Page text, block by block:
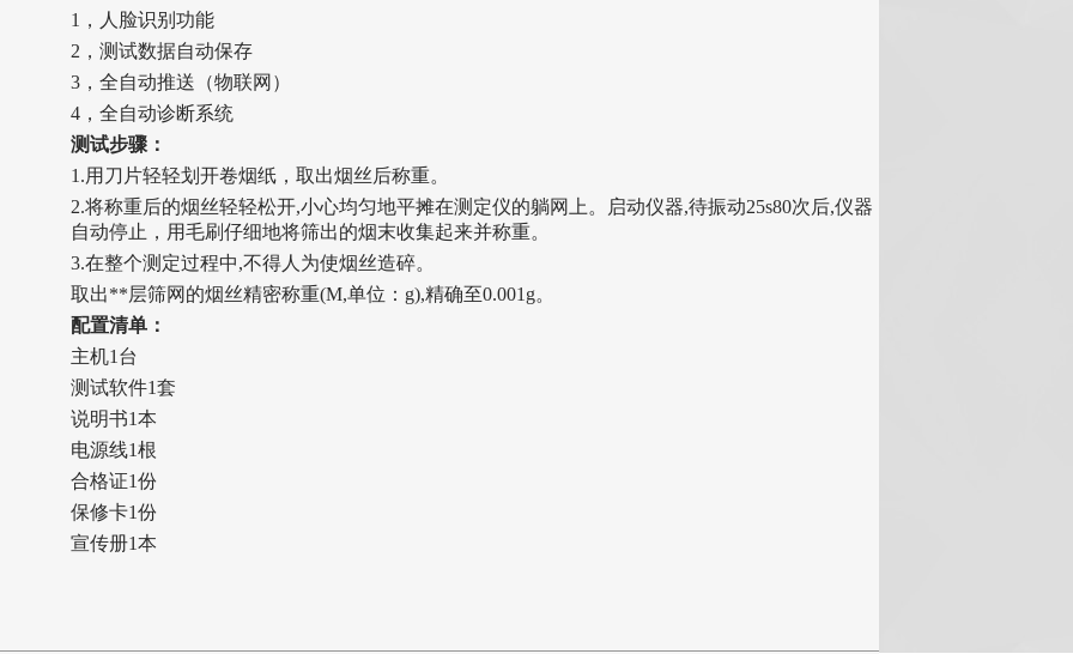
1，人脸识别功能
2， 测试数据自动保存
3， 全自动推送（物联网）
4， 全自动诊断系统
测试步骤 ：
1.用刀片轻轻划开卷烟纸，取出烟丝后称重。
2.将称重后的烟丝轻轻松开,小心均匀地平摊在测定仪的躺网上。启动仪器,待振动25s80次后,仪器
自动停止，用毛刷仔细地将筛出的烟末收集起来并称重。
3.在整个测定过程中,不得人为使烟丝造碎。
取出**层筛网的烟丝精密称重(M,单位 ： g),精确至0.001g。
配置清单 ：
主机1台
测试软件1套
说明书1本
电源线1根
合格证1份
保修卡1份
宣传册1本